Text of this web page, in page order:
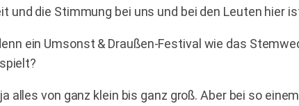
und die Stimmung bei uns und bei den Leuten hier
ein Umsonst & Draußen-Festival wie das
ja alles von ganz klein bis ganz groß. Aber bei so